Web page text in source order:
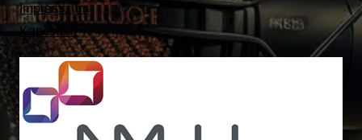
Impresszum
Kapcsolat